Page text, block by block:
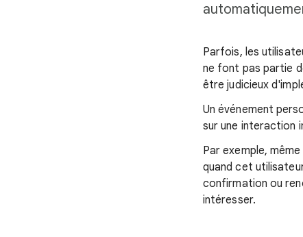
Parfois, les
ne font pas partie
être judicieux
Un événement
sur une interaction
Par exemple,
quand cet
confirmation ou
intéresser.